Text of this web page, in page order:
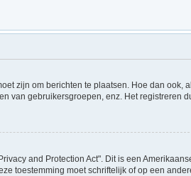
zijn om berichten te plaatsen. Hoe dan
van gebruikersgroepen, enz. Het registreren
and Protection Act". Dit is een
toestemming moet schriftelijk of op een